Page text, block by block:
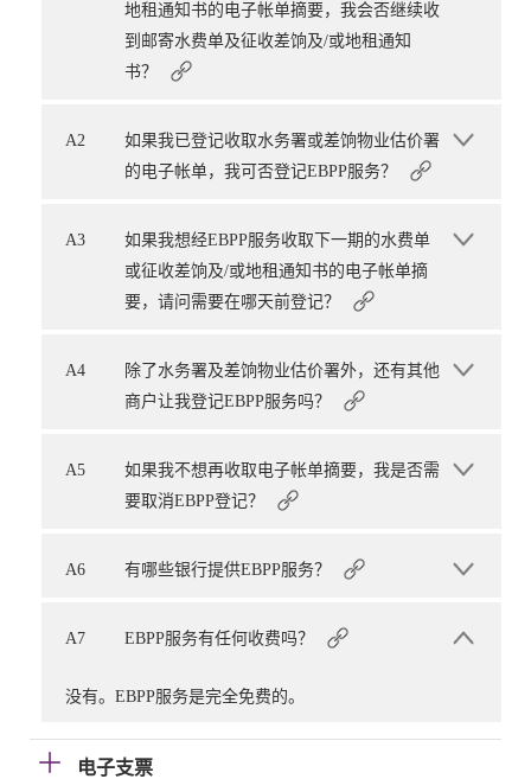
地租通知书的电子帐单摘要，我会否继续收
到邮寄水费单及征收差饷及/或地租通知
书？
A2
如果我已登记收取水务署或差饷物业估价署
的电子帐单，我可否登记EBPP服务？
A3
如果我想经EBPP服务收取下一期的水费单
或征收差饷及/或地租通知书的电子帐单摘
要，请问需要在哪天前登记？
A4
除了水务署及差饷物业估价署外，还有其他
商户让我登记EBPP服务吗？
A5
如果我不想再收取电子帐单摘要，我是否需
要取消EBPP登记？
A6 有哪些银行提供EBPP服务？
A7 EBPP服务有任何收费吗？
没有。EBPP服务是完全免费的。
电子支票